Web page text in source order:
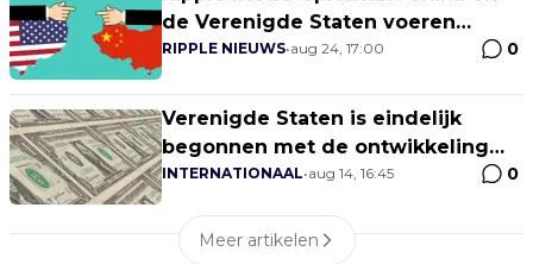
de Verenigde Staten voeren
momenteel een technologische
RIPPLE NIEUWS•aug 24, 17:00 0
Verenigde Staten is eindelijk
begonnen met de ontwikkeling
van een digitale dollar
INTERNATIONAAL•aug 14, 16:45 0
Meer artikelen